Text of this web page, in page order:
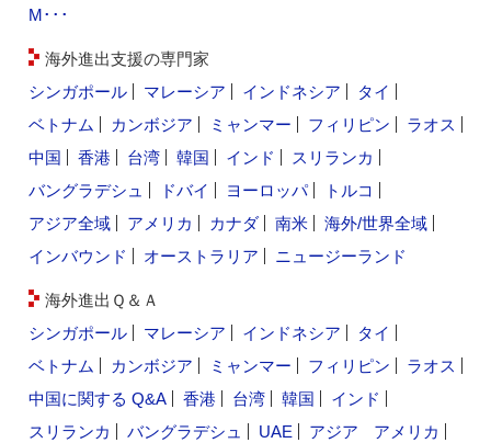
M･･･
海外進出支援の専門家
シンガポール
マレーシア インドネシア
タイ
ベトナム
カンボジア ミャンマー フィリピン
ラオス
中国
香港 台湾 韓国 インド
スリランカ
バングラデシュ
ドバイ ヨーロッパ
トルコ
アジア全域
アメリカ カナダ 南米
海外/世界全域
インバウンド
オーストラリア ニュージーランド
海外進出Ｑ＆Ａ
シンガポール
マレーシア インドネシア
タイ
ベトナム
カンボジア ミャンマー フィリピン
ラオス
中国に関する Q&A
香港 台湾 韓国
インド
スリランカ
バングラデシュ UAE アジア アメリカ